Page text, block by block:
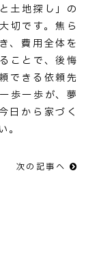
土地探し」の
切です。焦ら
、費用全体を
ことで、後悔
できる依頼先
歩一歩が、夢
日から家づく
次の記事へ